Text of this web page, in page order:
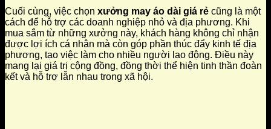
Cuối cùng, việc chọn xưởng may áo dài giá rẻ cũng là một
cách để hỗ trợ các doanh nghiệp nhỏ và địa phương. Khi
mua sắm từ những xưởng này, khách hàng không chỉ nhận
được lợi ích cá nhân mà còn góp phần thúc đẩy kinh tế địa
phương, tạo việc làm cho nhiều người lao động. Điều này
mang lại giá trị cộng đồng, đồng thời thể hiện tinh thần đoàn
kết và hỗ trợ lẫn nhau trong xã hội.